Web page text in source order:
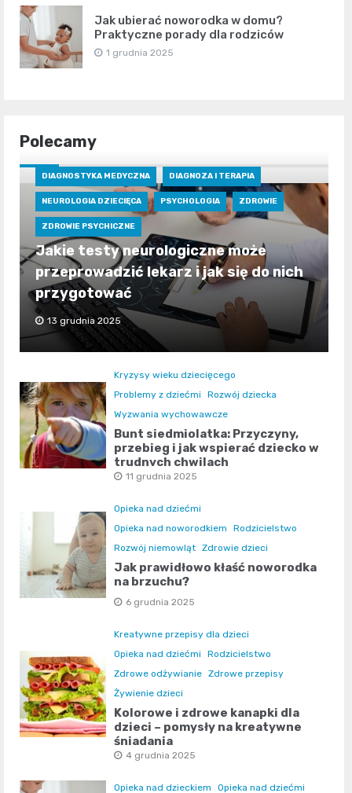
Jak ubierać noworodka w domu?
Praktyczne porady dla rodziców
1 grudnia 2025
Polecamy
DIAGNOSTYKA MEDYCZNA DIAGNOZA I TERAPIA
NEUROLOGIA DZIECIĘCA PSYCHOLOGIA ZDROWIE
ZDROWIE PSYCHICZNE
Jakie testy neurologiczne może
przeprowadzić lekarz i jak się do nich
przygotować
13 grudnia 2025
Kryzysy wieku dziecięcego
Problemy z dziećmi
Rozwój dziecka
Wyzwania wychowawcze
Bunt siedmiolatka: Przyczyny,
przebieg i jak wspierać dziecko w
trudnych chwilach
11 grudnia 2025
Opieka nad dziećmi
Opieka nad noworodkiem
Rodzicielstwo
Rozwój niemowląt Zdrowie dzieci
Jak prawidłowo kłaść noworodka
na brzuchu?
6 grudnia 2025
Kreatywne przepisy dla dzieci
Opieka nad dziećmi
Rodzicielstwo
Zdrowe odżywianie Zdrowe przepisy
Żywienie dzieci
Kolorowe i zdrowe kanapki dla
dzieci – pomysły na kreatywne
śniadania
4 grudnia 2025
Opieka nad dzieckiem Opieka nad dziećmi